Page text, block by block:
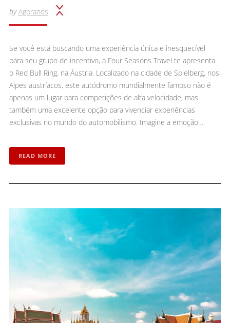
by Agbrands
Se você está buscando uma experiência única e inesquecível
para seu grupo de incentivo, a Four Seasons Travel te apresenta
o Red Bull Ring, na Áustria. Localizado na cidade de Spielberg, nos
Alpes austríacos, este autódromo mundialmente famoso não é
apenas um lugar para competições de alta velocidade, mas
também uma excelente opção para vivenciar experiências
exclusivas no mundo do automobilismo. Imagine a emoção…
READ MORE